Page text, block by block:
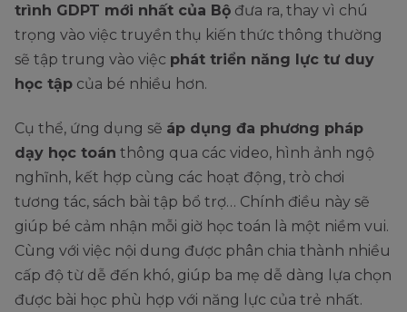
trình GDPT mới nhất của Bộ đưa ra, thay vì chú
trọng vào việc truyền thụ kiến thức thông thường
sẽ tập trung vào việc phát triển năng lực tư duy
học tập của bé nhiều hơn.
Cụ thể, ứng dụng sẽ áp dụng đa phương pháp
dạy học toán thông qua các video, hình ảnh ngộ
nghĩnh, kết hợp cùng các hoạt động, trò chơi
tương tác, sách bài tập bổ trợ… Chính điều này sẽ
giúp bé cảm nhận mỗi giờ học toán là một niềm vui.
Cùng với việc nội dung được phân chia thành nhiều
cấp độ từ dễ đến khó, giúp ba mẹ dễ dàng lựa chọn
được bài học phù hợp với năng lực của trẻ nhất.